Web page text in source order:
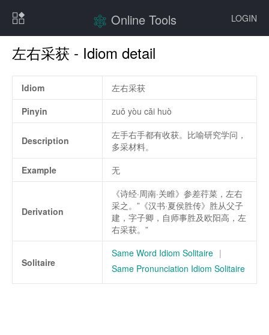
LOGIN
Online Tools
左右采获 - Idiom detail
Idiom
左右采获
Pinyin
zuǒ yòu cǎi huò
Description
左手右手都有收获。比喻研究学问，
多采材料。
Example
无
Derivation
《诗经·周南·关睢》参差荇菜，左右
采之。”《汉书·夏侯胜传》胜从父子
建，字子卿，自师事胜及欧阳高，左
右采获。”
Solitaire
Same Word Idiom Solitaire |
Same Pronunciation Idiom Solitaire